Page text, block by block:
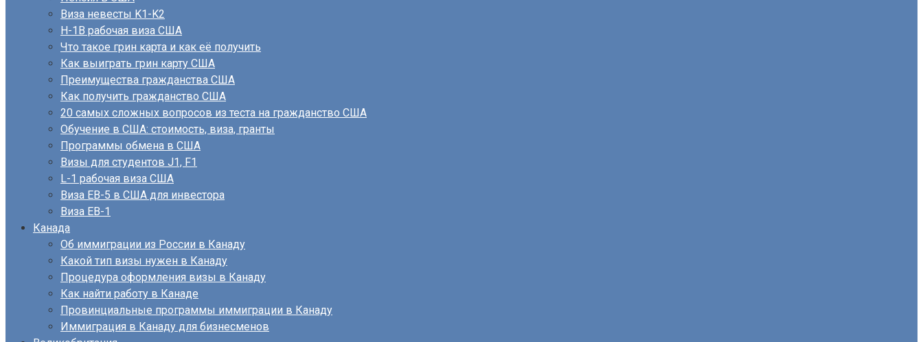
Виза невесты K1-K2
H-1B рабочая виза США
Что такое грин карта и как её получить
Как выиграть грин карту США
Преимущества гражданства США
Как получить гражданство США
20 самых сложных вопросов из теста на гражданство США
Обучение в США: стоимость, виза, гранты
Программы обмена в США
Визы для студентов J1, F1
L-1 рабочая виза США
Виза EB-5 в США для инвестора
Виза ЕВ-1
Канада
Об иммиграции из России в Канаду
Какой тип визы нужен в Канаду
Процедура оформления визы в Канаду
Как найти работу в Канаде
Провинциальные программы иммиграции в Канаду
Иммиграция в Канаду для бизнесменов